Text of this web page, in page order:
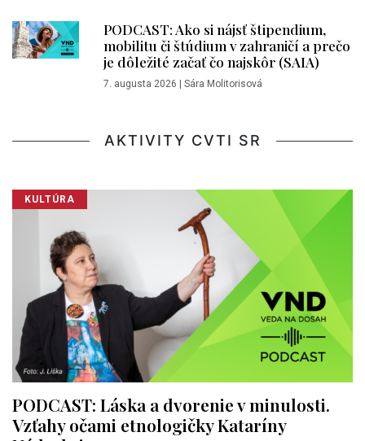
PODCAST: Ako si nájsť štipendium,
mobilitu či štúdium v zahraničí a prečo
je dôležité začať čo najskôr (SAIA)
7. augusta 2026 | Sára Molitorisová
AKTIVITY CVTI SR
KULTÚRA
PODCAST: Láska a dvorenie v minulosti.
Vzťahy očami etnologičky Kataríny